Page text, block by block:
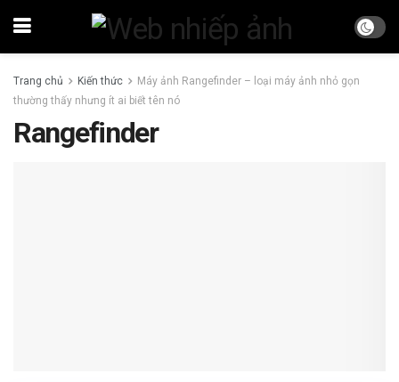
Trang chủ Kiến thức
Máy ảnh Rangefinder – loại máy ảnh nhỏ gọn
thường thấy nhưng ít ai biết tên nó
Rangefinder